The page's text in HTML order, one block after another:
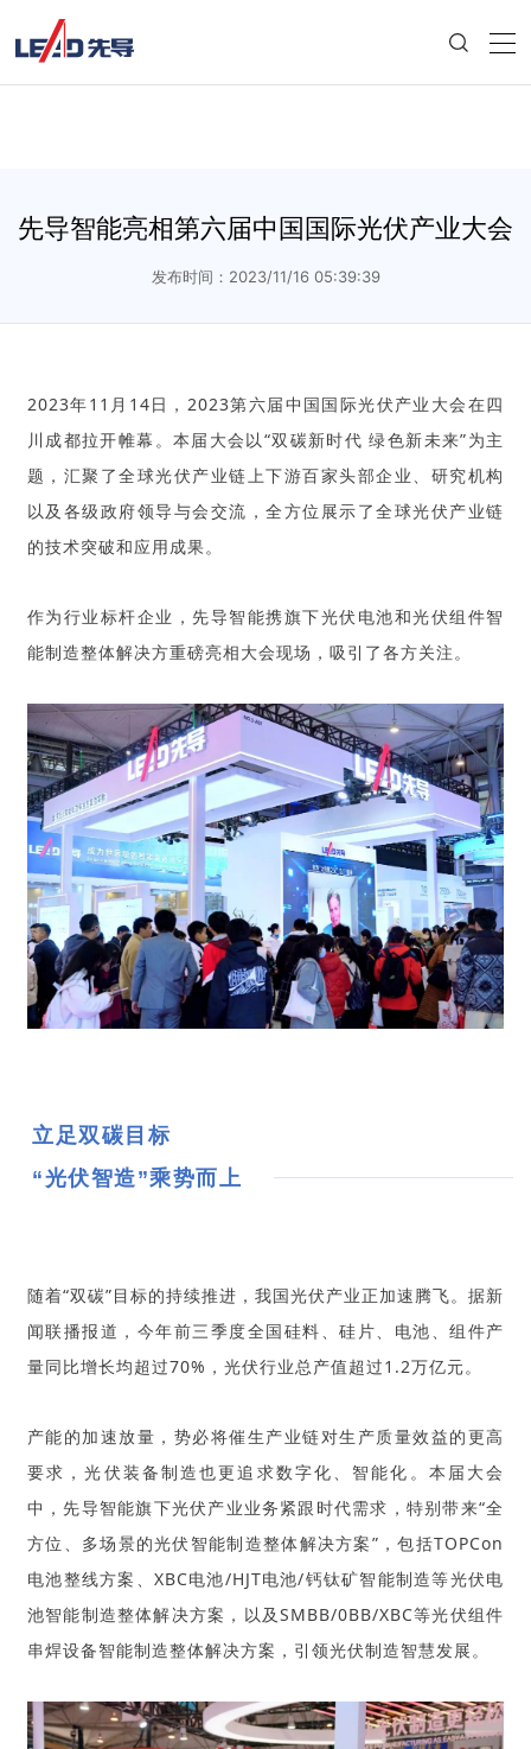
先导智能亮相第六届中国国际光伏产业大会
发布时间：2023/11/16 05:39:39
2023年11月14日，2023第六届中国国际光伏产业大会在四
川成都拉开帷幕。本届大会以“双碳新时代 绿色新未来”为主
题，汇聚了全球光伏产业链上下游百家头部企 业、研究机构
以及各级政府领导与会交流，全方位展示了全球光伏产业链
的技术突破和应用成果。
作为行业标杆企业，先导智能携旗下光伏电池和光伏组件智
能制造整体解决方重磅亮相大会现场，吸引了各方关注。
立足双碳目标
“光伏智造”乘势而上
随着“双碳”目标的持续推进，我国光伏产业正加速腾飞。据新
闻联播报道，今年前三季度全国硅料、硅片、电池、组件产
量同比增长均超过70%，光伏行业总产值超过1.2万亿元。
产能的加速放量，势必将催生产业链对生产质量效益的更高
要求，光伏装备制造也更追求数字化、智能化。本届大会
中，先导智能旗下光伏产业业务紧跟时代需求，特别带来“全
方位、多场景的光伏智能制造整体解决方案”，包括TOPCon
电池整线方案、XBC电池/HJT电池/钙钛矿智能制造等光伏电
池智能制造整体解决方案，以及SMBB/0BB/XBC等光伏组件
串焊设备智能制造整体解决方案，引领光伏制造智慧发展。